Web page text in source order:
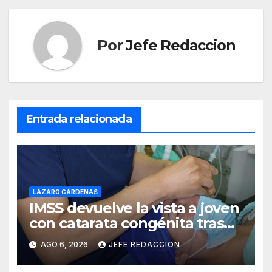
PorJefe Redaccion
Entrada relacionada
LÁZARO CÁRDENAS
IMSS devuelve la vista a joven
con catarata congénita tras
23 años de limitación visual
AGO 6, 2026 JEFE REDACCION